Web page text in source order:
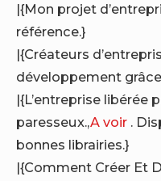
|{Mon projet
référence.}
|{Créateurs
développement
|{L’entreprise libérée
paresseux.,A voir .
bonnes librairies.}
|{Comment Créer Et